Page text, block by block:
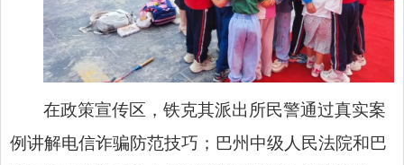
在政策宣传区，铁克其派出所民警通过真实案
例讲解电信诈骗防范技巧；巴州中级人民法院和巴